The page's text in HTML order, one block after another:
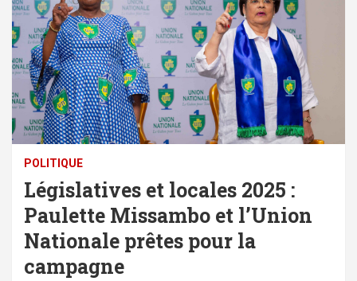
POLITIQUE
Législatives et locales 2025 :
Paulette Missambo et l’Union
Nationale prêtes pour la
campagne